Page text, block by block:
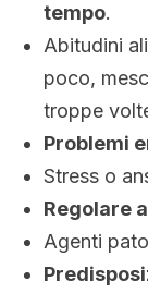
tempo.
Abitudini
poco,
troppe
Problemi
Stress o
Regolare
Agenti